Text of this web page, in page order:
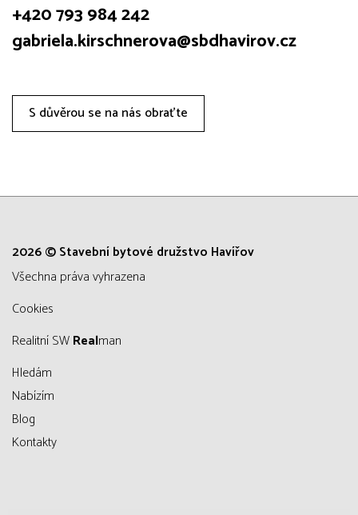
+420 793 984 242
gabriela.kirschnerova@sbdhavirov.cz
S důvěrou se na nás obraťte
2026 © Stavební bytové družstvo Havířov
všechna práva vyhrazena
Cookies
Realitní SWRealman
Hledám
Nabízím
Blog
Kontakty